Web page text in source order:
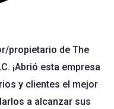
LA
DE ANA
grandes sueños pero
un empleo que no le
estancada. Fue
propietario de The
¡Abrió esta empresa
y clientes el mejor
a alcanzar sus